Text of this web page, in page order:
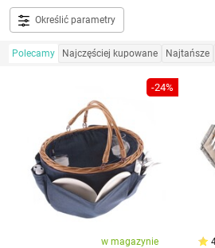
Określić parametry
Polecamy Najczęściej kupowane Najtańsze
-24%
w magazynie